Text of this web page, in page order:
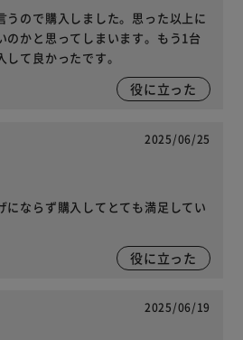
うので購入しました。思った以上に
のかと思ってしまいます。もう1台
て良かったです。
役に立った
2025/06/25
にならず購入してとても満足してい
役に立った
2025/06/19